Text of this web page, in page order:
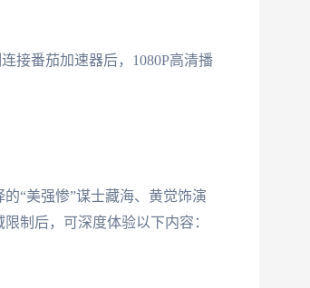
接番茄加速器后，1080P高清播
“美强惨”谋士藏海、黄觉饰演
制后，可深度体验以下内容：